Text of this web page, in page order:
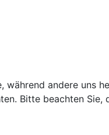
andere uns
Bitte beachten